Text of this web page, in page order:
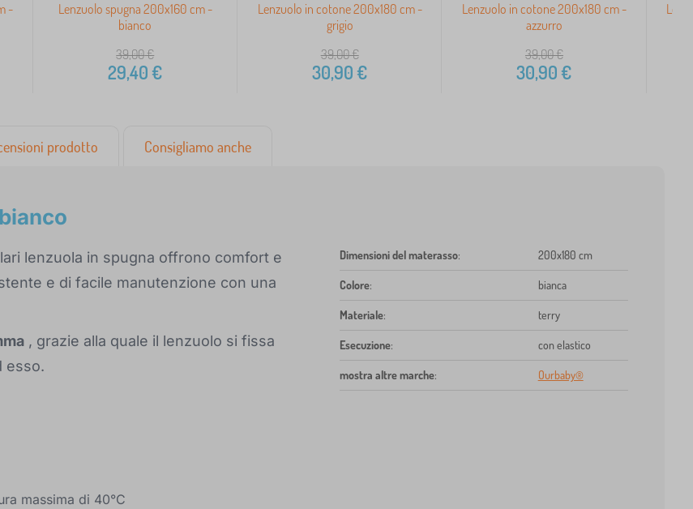
-
Lenzuolo spugna 200x160 cm -
bianco
39,00€
29,40€
Lenzuolo in cotone 200x180 cm -
grigio
39,00€
30,90€
Lenzuolo in cotone 200x180 cm -
azzurro
39,00€
30,90€
prodotto Consigliamo anche
lenzuola in spugna offrono comfort e
e di facile manutenzione con una
, grazie alla quale il lenzuolo si fissa
esso.
massima di 40°C
Dimensioni del materasso: 200x180 cm
Colore: bianca
Materiale: terry
Esecuzione: con elastico
mostra altre marche: Ourbaby®